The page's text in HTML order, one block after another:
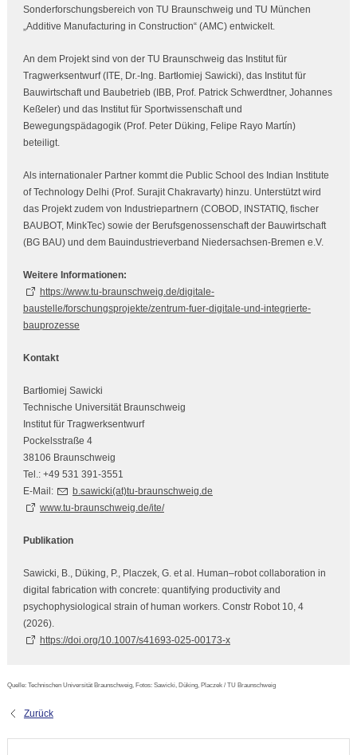
Sonderforschungsbereich von TU Braunschweig und TU München
„Additive Manufacturing in Construction“ (AMC) entwickelt.
An dem Projekt sind von der TU Braunschweig das Institut für
Tragwerksentwurf (ITE, Dr.-Ing. Bartłomiej Sawicki), das Institut für
Bauwirtschaft und Baubetrieb (IBB, Prof. Patrick Schwerdtner, Johannes
Keßeler) und das Institut für Sportwissenschaft und
Bewegungspädagogik (Prof. Peter Düking, Felipe Rayo Martín)
beteiligt.
Als internationaler Partner kommt die Public School des Indian Institute
of Technology Delhi (Prof. Surajit Chakravarty) hinzu. Unterstützt wird
das Projekt zudem von Industriepartnern (COBOD, INSTATIQ, fischer
BAUBOT, MinkTec) sowie der Berufsgenossenschaft der Bauwirtschaft
(BG BAU) und dem Bauindustrieverband Niedersachsen-Bremen e.V.
Weitere Informationen:
https://www.tu-braunschweig.de/digitale-
baustelle/forschungsprojekte/zentrum-fuer-digitale-und-integrierte-
bauprozesse
Kontakt
Bartłomiej Sawicki
Technische Universität Braunschweig
Institut für Tragwerksentwurf
Pockelsstraße 4
38106 Braunschweig
Tel.: +49 531 391-3551
E-Mail:
b.sawicki(at)tu-braunschweig.de
www.tu-braunschweig.de/ite/
Publikation
Sawicki, B., Düking, P., Placzek, G. et al. Human–robot collaboration in
digital fabrication with concrete: quantifying productivity and
psychophysiological strain of human workers. Constr Robot 10, 4
(2026).
https://doi.org/10.1007/s41693-025-00173-x
Quelle: Technischen Universität Braunschweig, Fotos: Sawicki, Düking, Placzek / TU Braunschweig
Zurück